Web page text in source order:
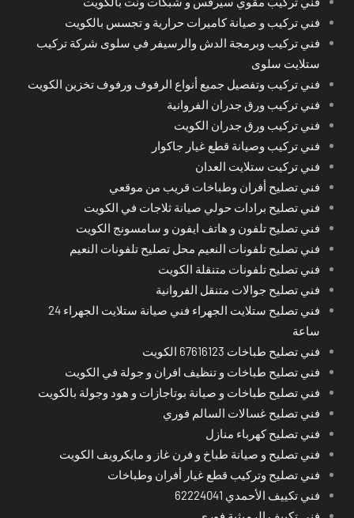
فني تركيب و صيانة كاميرات حرارية و تجسس بالكويت
فني تركيب وبرمجة الدش والرسيفر في سلوى شركة تركيب
ستلايت سلوى
فني تركيب وتفصيل جميع أنواع الرفوف ورفوف تخزين الكويت
فني تركيب ورق جدران الفروانية
فني تركيب ورق جدران الكويت
فني تركيب وصيانة قطع غيار جاكوار
فني تركيت ستلايت العدان
فني تصليح أفران وطباخات قريب من موقعي
فني تصليح برادات حولي صيانة ثلاجات في الكويت
فني تصليح تلفون و هاتف ايفون و سامسونج الكويت
فني تصليح تلفونات النعيم محل تصليح تلفونات النعيم
فني تصليح تلفونات متنقلة الكويت
فني تصليح جوالات متنقل الفروانية
فني تصليح ستلايت الجهراء فني صيانة ستلايت الجهراء 24
ساعة
فني تصليح طباخات 67616123 الكويت
فني تصليح طباخات و تنظيف افران و جولة في الكويت
فني تصليح طباخات و صيانة بوتاجازات و هود وجولة بالكويت
فني تصليح غسالات السالم فوري
فني تصليح كهرباء منازل
فني تصليح و صيانة طباخ و فرن غاز و مايكرويف الكويت
فني تصليح وتركيب قطع غيار أفران وطباخات
فني تكييف الأحمدي 62224041